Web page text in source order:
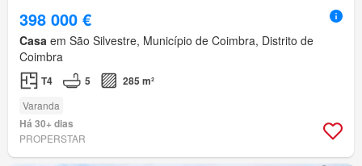
398 000 €
Casa em São Silvestre, Município de Coimbra, Distrito de
Coimbra
T4 5 285 m²
Varanda
Há 30+ dias
PROPERSTAR